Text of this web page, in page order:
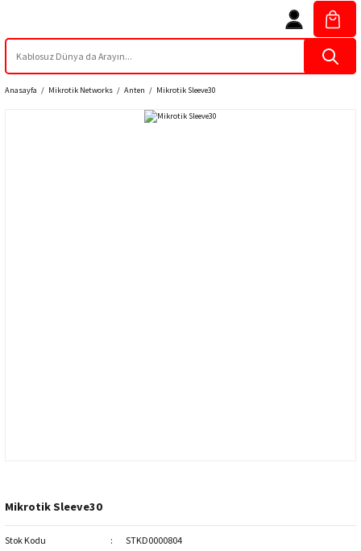
Anasayfa Mikrotik Networks Anten Mikrotik Sleeve30
Mikrotik Sleeve30
Stok Kodu
STKD0000804